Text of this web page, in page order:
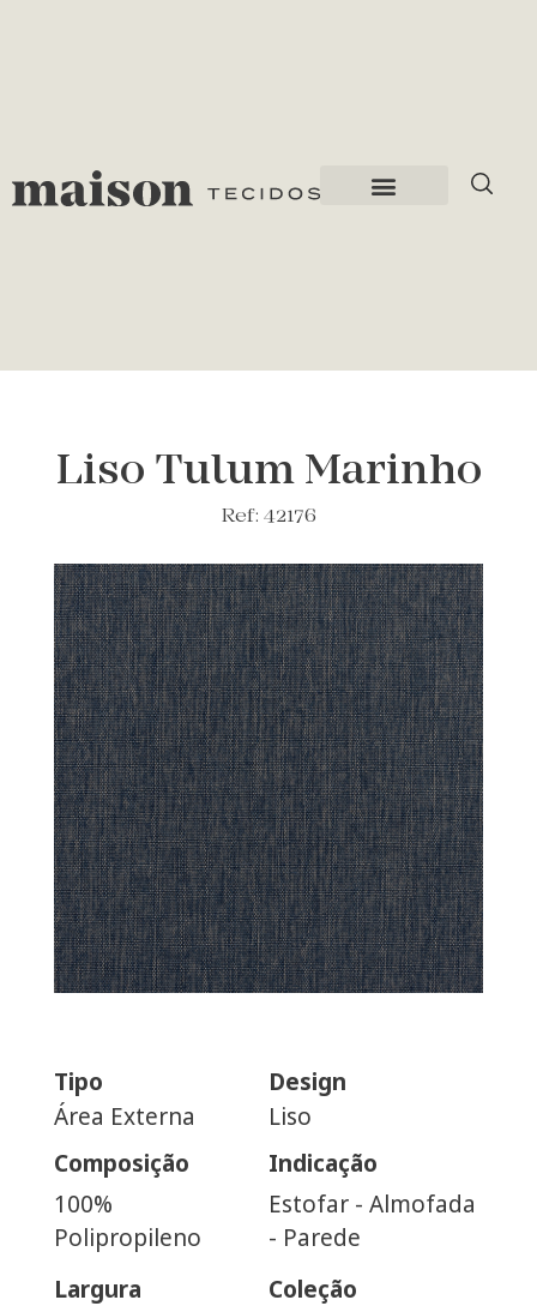
Liso Tulum Marinho
Ref: 42176
Tipo
Área Externa
Design
Liso
Composição
100%
Polipropileno
Indicação
Estofar - Almofada
- Parede
Largura
Coleção